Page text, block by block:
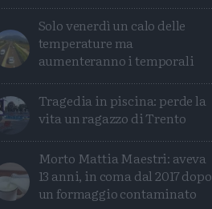
Solo venerdì un calo delle
temperature ma
aumenteranno i temporali
Tragedia in piscina: perde la
vita un ragazzo di Trento
Morto Mattia Maestri: aveva
13 anni, in coma dal 2017 dopo
un formaggio contaminato